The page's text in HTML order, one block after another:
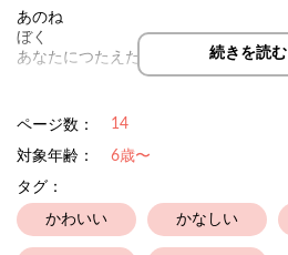
あのね
ぼく
あなたにつたえたいことがあるんだ
続きを読む
ページ数： 14
対象年齢：
6歳〜
タグ：
かわいい かなしい